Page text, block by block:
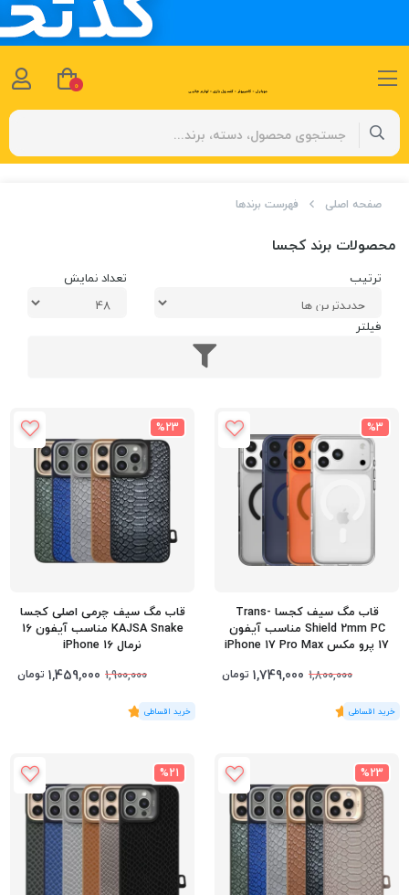
صفحه اصلی فهرست برندها
محصولات برند کجسا
ترتیب تعداد نمایش
فیلتر
%3
قاب مگ سیف کجسا Trans-
Shield 2mm PC مناسب آیفون
17 پرو مکس iPhone 17 Pro Max
1,800,000
1,749,000 تومان
(1رای)
5
%23
قاب مگ سیف چرمی اصلی کجسا
KAJSA Snake مناسب آیفون 16
نرمال iPhone 16
1,900,000
1,459,000 تومان
(2 رای)
5
%23
%21
0